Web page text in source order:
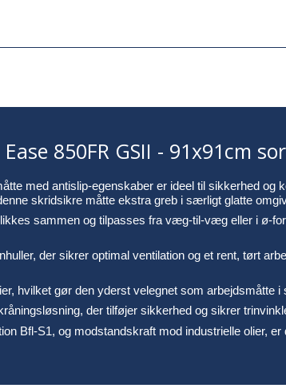
850FR GSII - 91x91cm
med antislip-egenskaber er ideel til sikkerhed og
skridsikre måtte ekstra greb i særligt glatte
sammen og tilpasses fra væg-til-væg eller i ø-
der sikrer optimal ventilation og et rent, tørt
hvilket gør den yderst velegnet som arbejdsmåtte
der tilføjer sikkerhed og sikrer
Bfl-S1, og modstandskraft mod industrielle olier,